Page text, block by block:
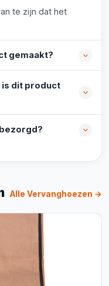
te zijn dat het
gemaakt?
is dit product
Alle Vervanghoezen →